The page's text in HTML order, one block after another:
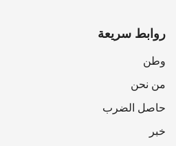
روابط سريعة
وطن
من نحن
حاصل الضرب
خبر